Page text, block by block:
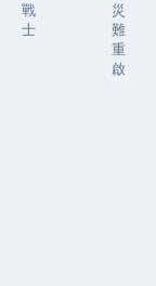
戰
士
災
難
重
啟